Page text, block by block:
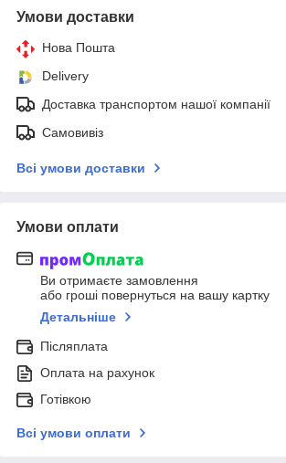
Умови доставки
Нова Пошта
Delivery
Доставка транспортом нашої компанії
Самовивіз
Всі умови доставки
Умови оплати
Ви отримаєте замовлення
або гроші повернуться на вашу картку
Детальніше
Післяплата
Оплата на рахунок
Готівкою
Всі умови оплати